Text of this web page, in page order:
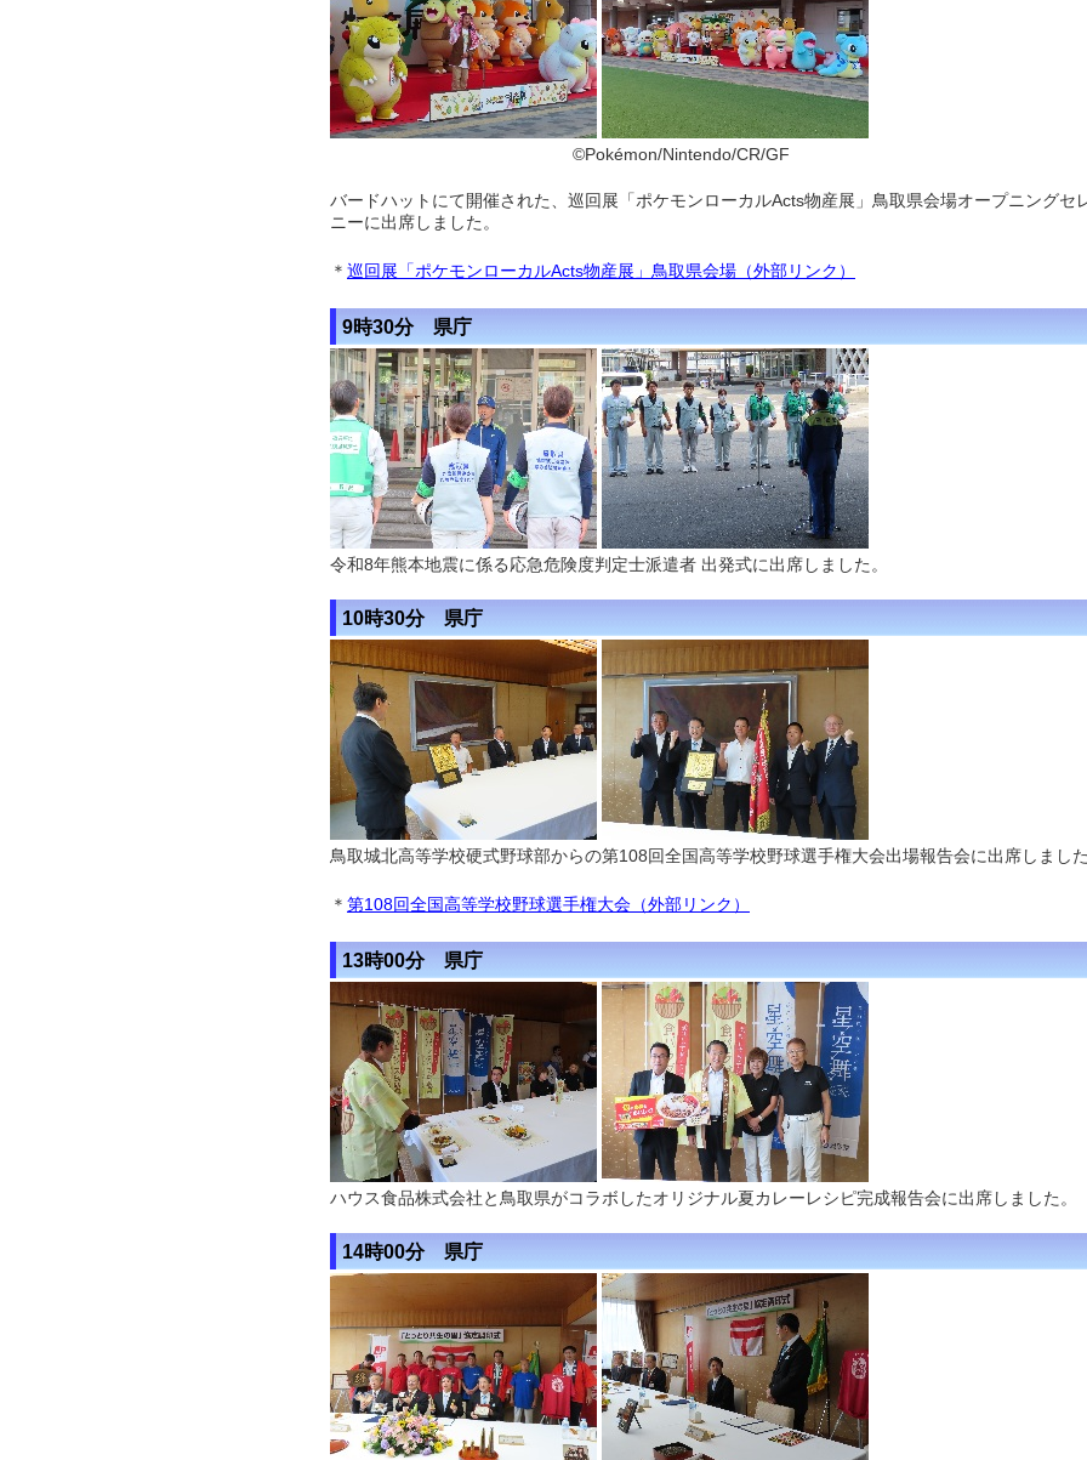
©Pokémon/Nintendo/CR/GF
バードハットにて開催された、 巡回展「ポケモンローカルActs物産展」鳥取県会場オープニングセ
ニーに出席しました。
＊ 巡回展「ポケモンローカルActs物産展」鳥取県会場（外部リンク）
9時30分 県庁
令和8年熊本地震に係る応急危険度判定士派遣者 出発式に出席しました。
10時30分 県庁
鳥取城北高等学校硬式野球部からの第108回全国高等学校野球選手権大会出場報告会に出席しまし
＊ 第108回全国高等学校野球選手権大会（外部リンク）
13時00分 県庁
ハウス食品株式会社と鳥取県がコラボしたオリジナル夏カレーレシピ完成報告会に出席しました。
14時00分 県庁